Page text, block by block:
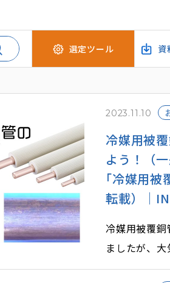
選定ツール 資
2023.11.10
冷媒用被
よう！（
｢冷媒用被
転載）｜
冷媒用被覆
ましたが、
こともありま